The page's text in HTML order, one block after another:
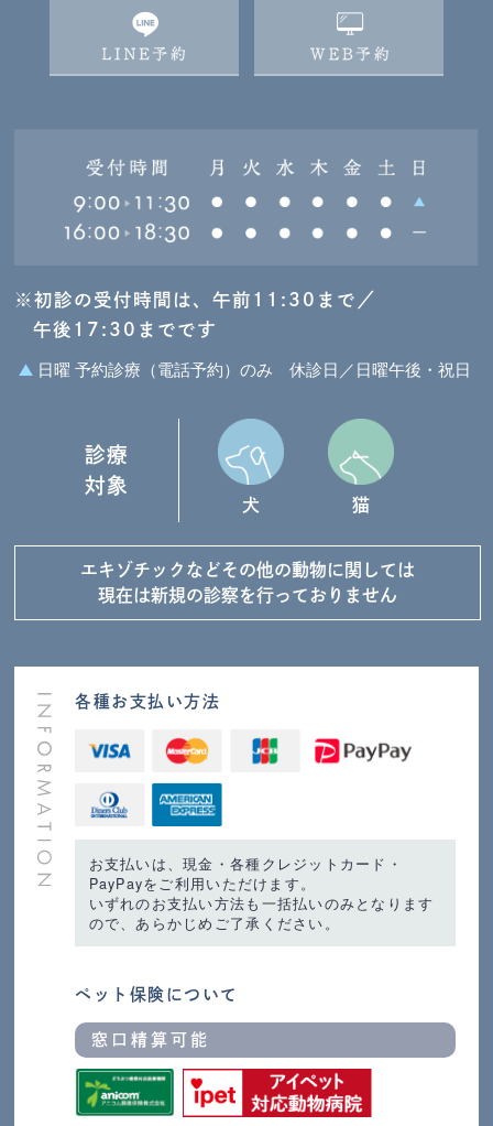
※初診の受付時間は、午前11:30まで／
午後17:30までです
日曜 予約診療（電話予約）のみ 休診日／日曜午後・祝日
診療
対象
犬 猫
エキゾチックなどその他の動物に関しては
現在は新規の診察を行っておりません
各種お支払い方法
お支払いは、現金・各種クレジットカード・
PayPayをご利用いただけます。
いずれのお支払い方法も一括払いのみとなります
ので、あらかじめご了承ください。
ペット保険について
窓口精算可能